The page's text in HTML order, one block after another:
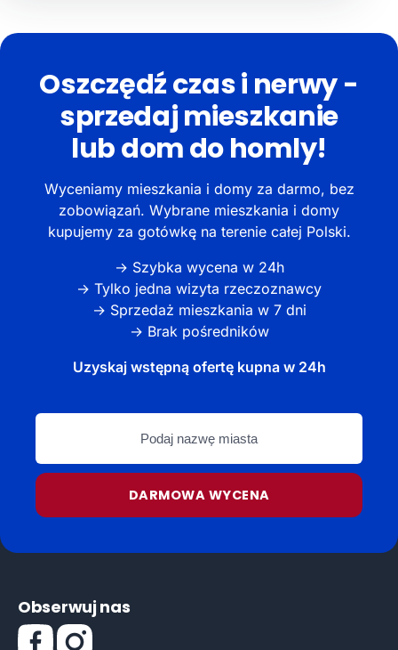
Oszczędź czas i nerwy -
sprzedaj mieszkanie
lub dom do homly!
Wyceniamy mieszkania i domy za darmo, bez
zobowiązań. Wybrane mieszkania i domy
kupujemy za gotówkę na terenie całej Polski.
→ Szybka wycena w 24h
→ Tylko jedna wizyta rzeczoznawcy
→ Sprzedaż mieszkania w 7 dni
→ Brak pośredników
Uzyskaj wstępną ofertę kupna w 24h
Podaj
miasta
DARMOWA WYCENA
Obserwuj nas